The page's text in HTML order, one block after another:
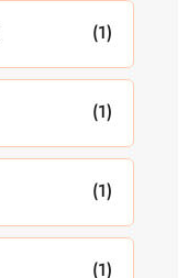
(1)
(1)
(1)
(1)